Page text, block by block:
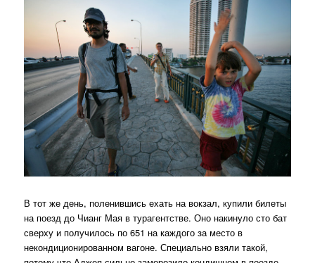
В тот же день, поленившись ехать на вокзал, купили билеты
на поезд до Чианг Мая в турагентстве. Оно накинуло сто бат
сверху и получилось по 651 на каждого за место в
некондиционированном вагоне. Специально взяли такой,